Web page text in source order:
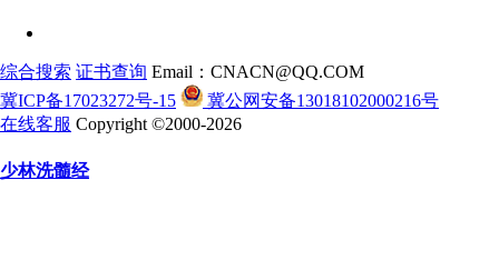
综合搜索 证书查询 Email：CNACN@QQ.COM
冀ICP备17023272号-15
冀公网安备13018102000216号
在线客服 Copyright ©2000-2026
少林洗髓经